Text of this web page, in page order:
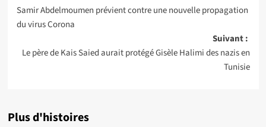
d’article
Samir Abdelmoumen prévient contre une nouvelle propagation
du virus Corona
Suivant :
Le père de Kais Saied aurait protégé Gisèle Halimi des nazis en
Tunisie
Plus d'histoires